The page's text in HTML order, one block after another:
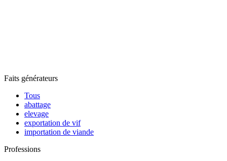
Faits générateurs
Tous
abattage
elevage
exportation de vif
importation de viande
Professions